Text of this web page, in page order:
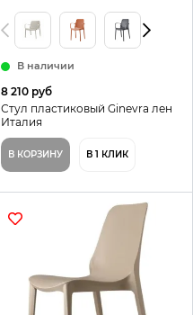
В наличии
8 210 руб
Стул пластиковый Ginevra лен
Италия
В КОРЗИНУ В 1 КЛИК